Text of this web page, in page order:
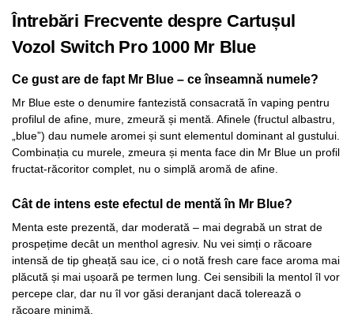
Întrebări Frecvente despre Cartușul
Vozol Switch Pro 1000 Mr Blue
Ce gust are de fapt Mr Blue – ce înseamnă numele?
Mr Blue este o denumire fantezistă consacrată în vaping pentru
profilul de afine, mure, zmeură și mentă. Afinele (fructul albastru,
„blue”) dau numele aromei și sunt elementul dominant al gustului.
Combinația cu murele, zmeura și menta face din Mr Blue un profil
fructat-răcoritor complet, nu o simplă aromă de afine.
Cât de intens este efectul de mentă în Mr Blue?
Menta este prezentă, dar moderată – mai degrabă un strat de
prospețime decât un menthol agresiv. Nu vei simți o răcoare
intensă de tip gheață sau ice, ci o notă fresh care face aroma mai
plăcută și mai ușoară pe termen lung. Cei sensibili la mentol îl vor
percepe clar, dar nu îl vor găsi deranjant dacă tolerează o
răcoare minimă.